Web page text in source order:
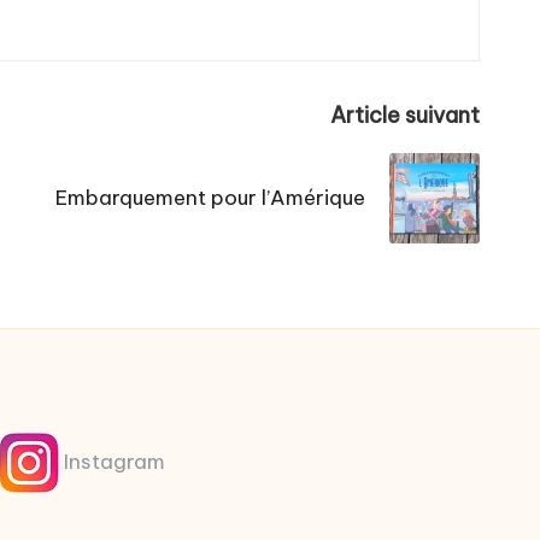
Article suivant
Embarquement pour l’Amérique
Instagram